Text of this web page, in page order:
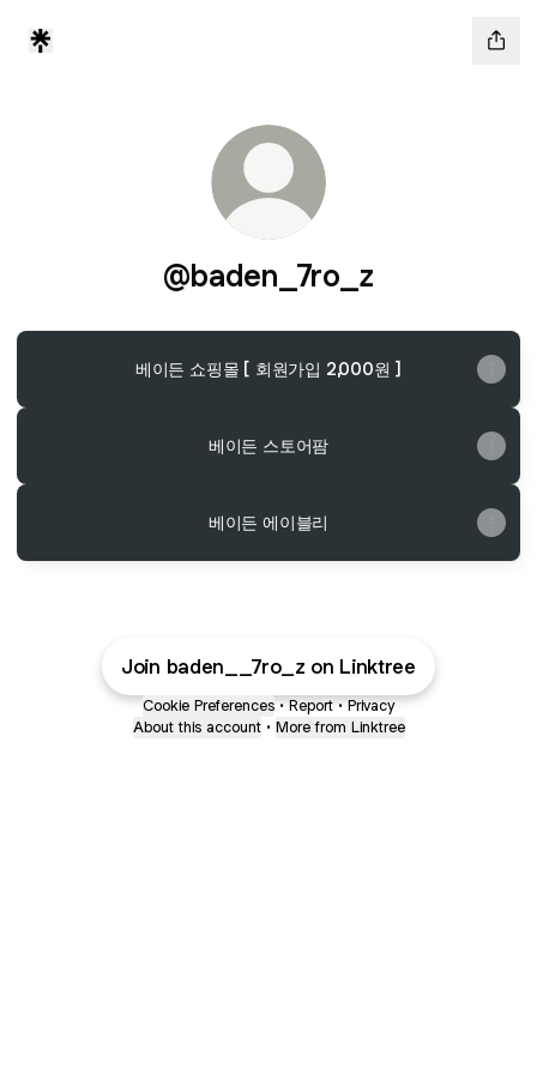
@baden_7ro_z
베이든 쇼핑몰 [ 회원가입 2,000원 ]
베이든 스토어팜
베이든 에이블리
Join baden__7ro_z on Linktree
Cookie Preferences • Report • Privacy
About this account • More from Linktree